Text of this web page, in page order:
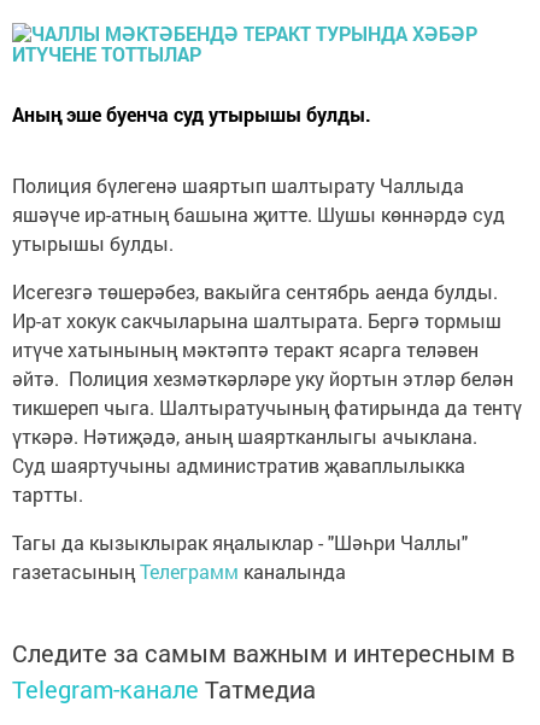
Аның эше буенча суд утырышы булды.
Полиция бүлегенә шаяртып шалтырату Чаллыда
яшәүче ир-атның башына җитте. Шушы көннәрдә суд
утырышы булды.
Исегезгә төшерәбез, вакыйга сентябрь аенда булды.
Ир-ат хокук сакчыларына шалтырата. Бергә тормыш
итүче хатынының мәктәптә теракт ясарга теләвен
әйтә. Полиция хезмәткәрләре уку йортын этләр белән
тикшереп чыга. Шалтыратучының фатирында да тентү
үткәрә. Нәтиҗәдә, аның шаяртканлыгы ачыклана.
Суд шаяртучыны административ җаваплылыкка
тартты.
Тагы да кызыклырак яңалыклар - "Шәһри Чаллы"
газетасының Телеграмм каналында
Следите за самым важным и интересным в
Telegram-канале Татмедиа